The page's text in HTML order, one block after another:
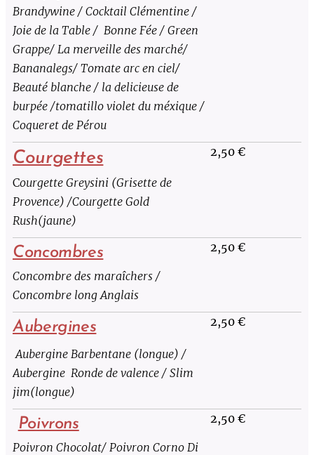
Brandywine / Cocktail Clémentine /
Joie de la Table / Bonne Fée / Green
Grappe/ La merveille des marché/
Bananalegs/ Tomate arc en ciel/
Beauté blanche / la delicieuse de
burpée /tomatillo violet du méxique /
Coqueret de Pérou
Courgettes
Courgette Greysini (Grisette de
Provence) /Courgette Gold
Rush(jaune)
2,50 €
Concombres
Concombre des maraîchers /
Concombre long Anglais
2,50 €
Aubergines
Aubergine Barbentane (longue) /
Aubergine Ronde de valence / Slim
jim(longue)
2,50 €
Poivrons
Poivron Chocolat/ Poivron Corno Di
2,50 €